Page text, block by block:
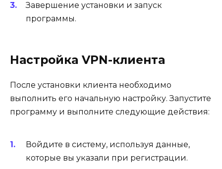
Завершение установки и запуск
программы.
Настройка VPN-клиента
После установки клиента необходимо
выполнить его начальную настройку. Запустите
программу и выполните следующие действия:
Войдите в систему, используя данные,
которые вы указали при регистрации.